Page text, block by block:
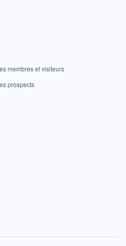
membres et visiteurs
prospects